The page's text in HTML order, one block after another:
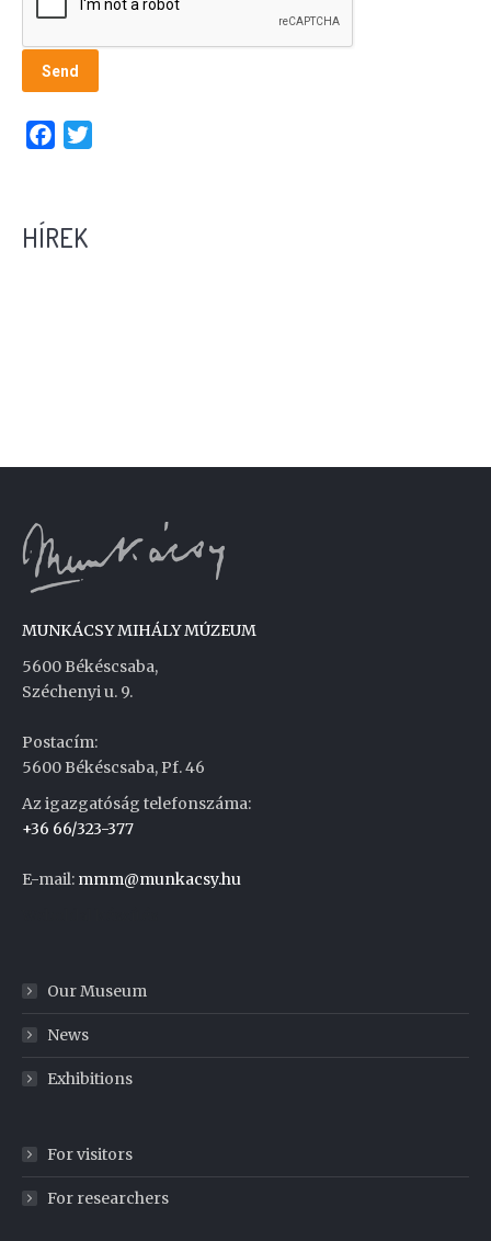
Facebook
HÍREK
MUNKÁCSY MIHÁLY MÚZEUM
5600 Békéscsaba,
Széchenyi u. 9.
Postacím:
5600 Békéscsaba, Pf. 46
Az igazgatóság telefonszáma:
+36 66/323-377
E-mail: mmm@munkacsy.hu
Our Museum
News
Exhibitions
For visitors
For researchers